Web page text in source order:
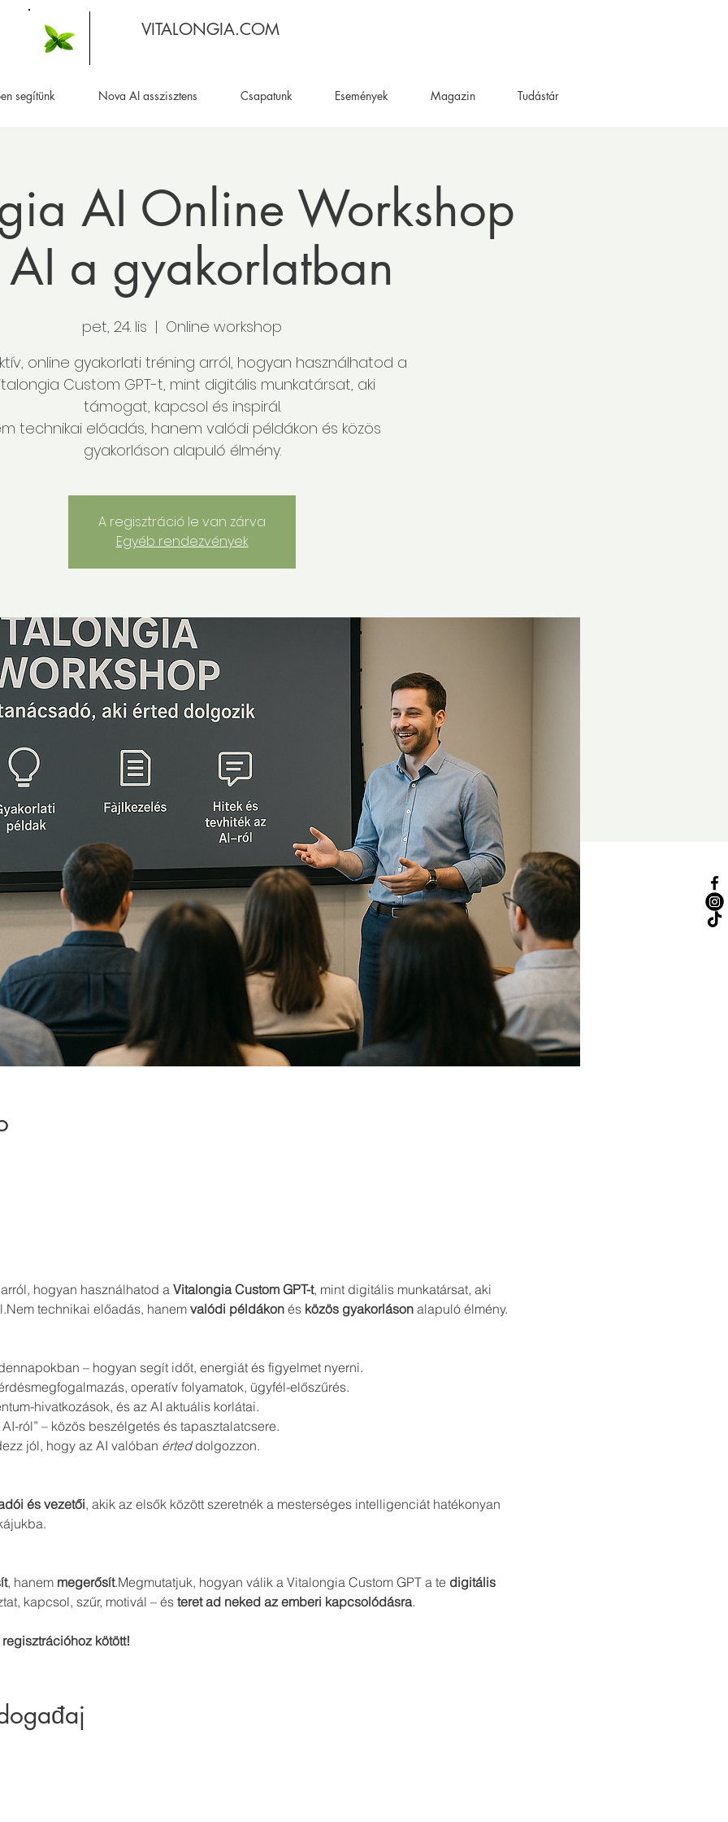
VITALONGIA.COM
segítünk Nova AI asszisztens Csapatunk Események Magazin Tudástár
AI Online Workshop
a gyakorlatban
pet, 24. lis
  |
Online workshop
online gyakorlati tréning arról, hogyan használhatod a
Custom GPT-t, mint digitális munkatársat, aki
támogat, kapcsol és inspirál.
technikai előadás, hanem valódi példákon és közös
gyakorláson alapuló élmény.
A regisztráció le van zárva
Egyéb rendezvények
hogyan használhatod a Vitalongia Custom GPT-t, mint digitális munkatársat, aki
technikai előadás, hanem valódi példákon és közös gyakorláson alapuló élmény.
– hogyan segít időt, energiát és figyelmet nyerni.
operatív folyamatok, ügyfél-előszűrés.
hivatkozások, és az AI aktuális korlátai.
ról” – közös beszélgetés és tapasztalatcsere.
jól, hogy az AI valóban érted dolgozzon.
és vezetői, akik az elsők között szeretnék a mesterséges intelligenciát hatékonyan
, hanem megerősít.Megmutatjuk, hogyan válik a Vitalongia Custom GPT a te digitális
kapcsol, szűr, motivál – és teret ad neked az emberi kapcsolódásra.
kötött!